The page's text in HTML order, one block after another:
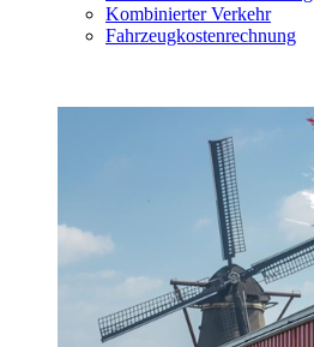
Kombinierter Verkehr
Fahrzeugkostenrechnung